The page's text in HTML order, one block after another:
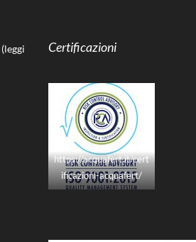
(leggi
Certificazioni
https://acquafert.it/cert
ificazioni-acquafert/